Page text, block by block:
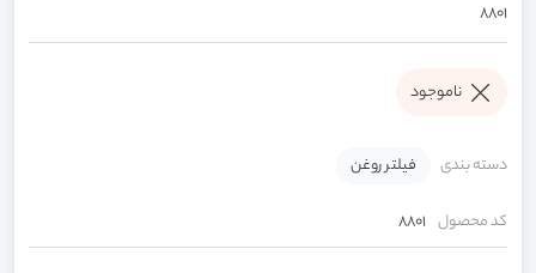
8801
ناموجود
دسته بندی فیلتر روغن
کد محصول 8801